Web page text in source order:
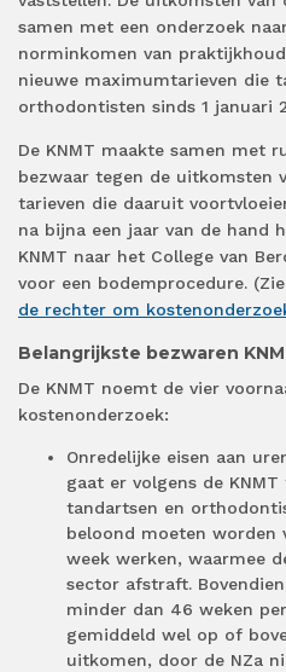
samen met een onderzoek
norminkomen van
nieuwe maximumtarieven die
orthodontisten sinds 1 januari
De KNMT maakte samen met
bezwaar tegen de uitkomsten
tarieven die daaruit
na bijna een jaar van de hand
KNMT naar het College van
voor een bodemprocedure.
de rechter om
Belangrijkste bezwaren
De KNMT noemt de vier
kostenonderzoek:
Onredelijke eisen aan
gaat er volgens de
tandartsen en
beloond moeten worden
week werken, waarmee
sector afstraft.
minder dan 46 weken
gemiddeld wel op of
uitkomen, door de NZa